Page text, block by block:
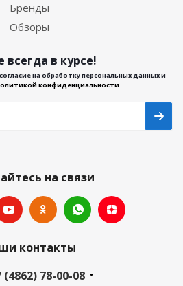
Бренды
Обзоры
всегда в курсе!
на обработку персональных данных и
конфиденциальности
на связи
контакты
(4862) 78-00-08